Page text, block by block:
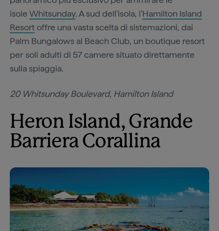
isole Whitsunday. A sud dell'isola, l'Hamilton Island
Resortoffre una vasta scelta di sistemazioni, dai
Palm Bungalows al Beach Club, un boutique resort
per soli adulti di 57 camere situato direttamente
sulla spiaggia.
20 Whitsunday Boulevard, Hamilton Island
Heron Island, Grande
Barriera Corallina